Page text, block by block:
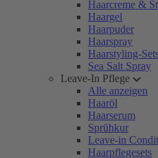
Haarcreme &
Haargel
Haarpuder
Haarspray
Haarstyling-
Sea Salt Spray
Leave-In Pflege
Alle anzeigen
Haaröl
Haarserum
Sprühkur
Leave-in
Haarpflegesets